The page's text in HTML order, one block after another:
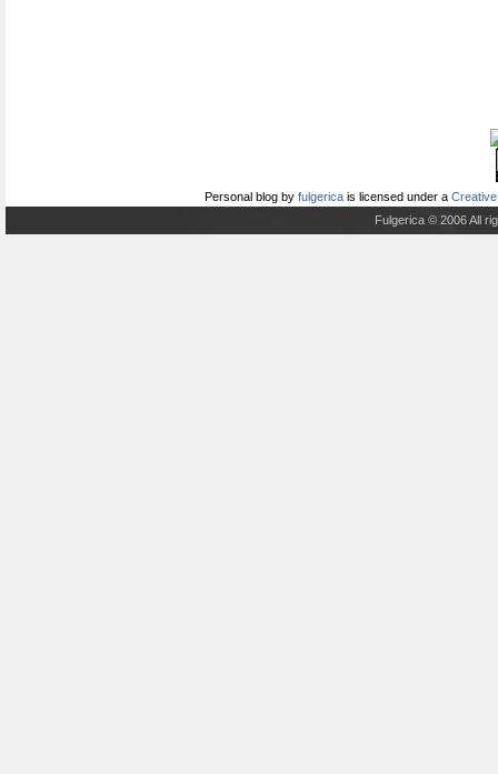
Personal blog by fulgerica is licensed under a
Fulgerica © 2006 All